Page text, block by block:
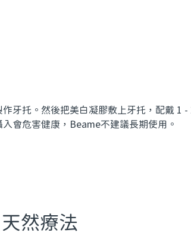
牙托。然後把美白凝膠敷上牙托，配戴 1
會危害健康，Beame不建議長期使用。
然療法